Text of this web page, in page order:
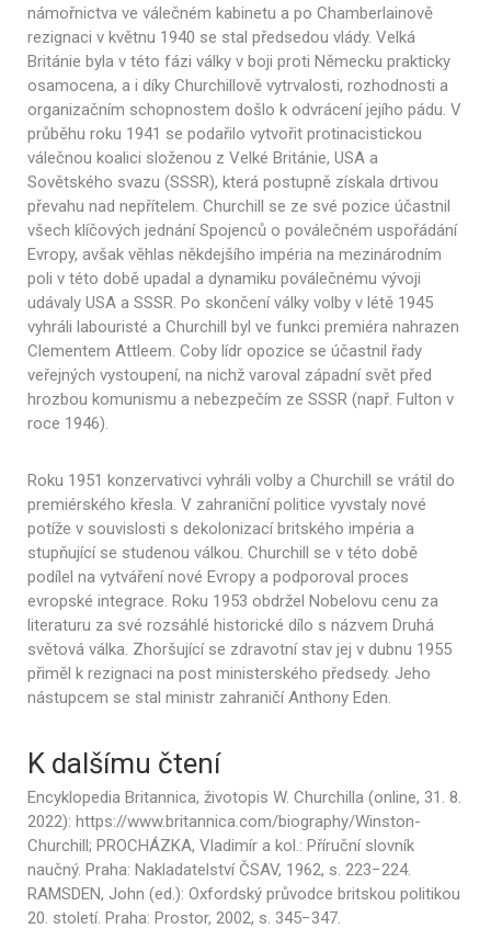
námořnictva ve válečném kabinetu a po Chamberlainově
rezignaci v květnu 1940 se stal předsedou vlády. Velká
Británie byla v této fázi války v boji proti Německu prakticky
osamocena, a i díky Churchillově vytrvalosti, rozhodnosti a
organizačním schopnostem došlo k odvrácení jejího pádu. V
průběhu roku 1941 se podařilo vytvořit protinacistickou
válečnou koalici složenou z Velké Británie, USA a
Sovětského svazu (SSSR), která postupně získala drtivou
převahu nad nepřítelem. Churchill se ze své pozice účastnil
všech klíčových jednání Spojenců o poválečném uspořádání
Evropy, avšak věhlas někdejšího impéria na mezinárodním
poli v této době upadal a dynamiku poválečnému vývoji
udávaly USA a SSSR. Po skončení války volby v létě 1945
vyhráli labouristé a Churchill byl ve funkci premiéra nahrazen
Clementem Attleem. Coby lídr opozice se účastnil řady
veřejných vystoupení, na nichž varoval západní svět před
hrozbou komunismu a nebezpečím ze SSSR (např. Fulton v
roce 1946).
Roku 1951 konzervativci vyhráli volby a Churchill se vrátil do
premiérského křesla. V zahraniční politice vyvstaly nové
potíže v souvislosti s dekolonizací britského impéria a
stupňující se studenou válkou. Churchill se v této době
podílel na vytváření nové Evropy a podporoval proces
evropské integrace. Roku 1953 obdržel Nobelovu cenu za
literaturu za své rozsáhlé historické dílo s názvem Druhá
světová válka. Zhoršující se zdravotní stav jej v dubnu 1955
přiměl k rezignaci na post ministerského předsedy. Jeho
nástupcem se stal ministr zahraničí Anthony Eden.
K dalšímu čtení
Encyklopedia Britannica, životopis W. Churchilla (online, 31. 8.
2022): https://www.britannica.com/biography/Winston-
Churchill; PROCHÁZKA, Vladimír a kol.: Příruční slovník
naučný. Praha: Nakladatelství ČSAV, 1962, s. 223−224.
RAMSDEN, John (ed.): Oxfordský průvodce britskou politikou
20. století. Praha: Prostor, 2002, s. 345−347.